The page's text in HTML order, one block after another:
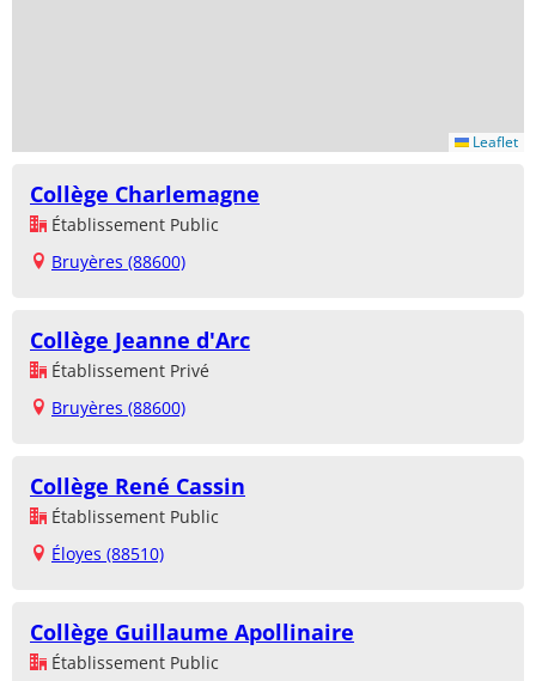
Leaflet
Collège Charlemagne
Établissement Public
Bruyères (88600)
Collège Jeanne d'Arc
Établissement Privé
Bruyères (88600)
Collège René Cassin
Établissement Public
Éloyes (88510)
Collège Guillaume Apollinaire
Établissement Public